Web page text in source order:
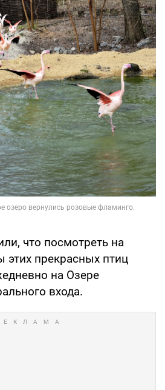
что посмотреть на
этих прекрасных птиц
на Озере
входа.